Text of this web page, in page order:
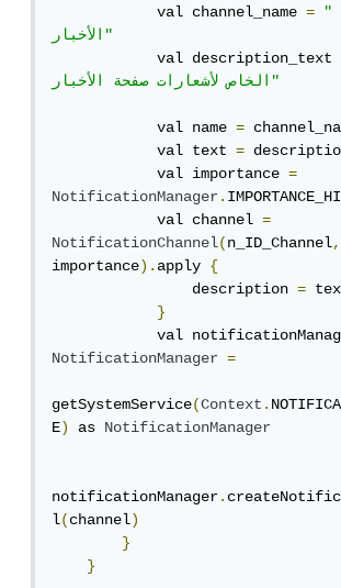
            val channel_name
=
"أشعار صفحة
الأخبار"
val
الخاص لأشعارات صفحة الأخبار"
            val name
=
            val text
=
            val importance
=
NotificationManager.
            val channel
=
NotificationChannel(n_ID_Channel,
importance).apply {
                description
=
}
val
NotificationManager
=
getSystemService(Context.
E) as NotificationManager
notificationManager.
l(channel)
}
}